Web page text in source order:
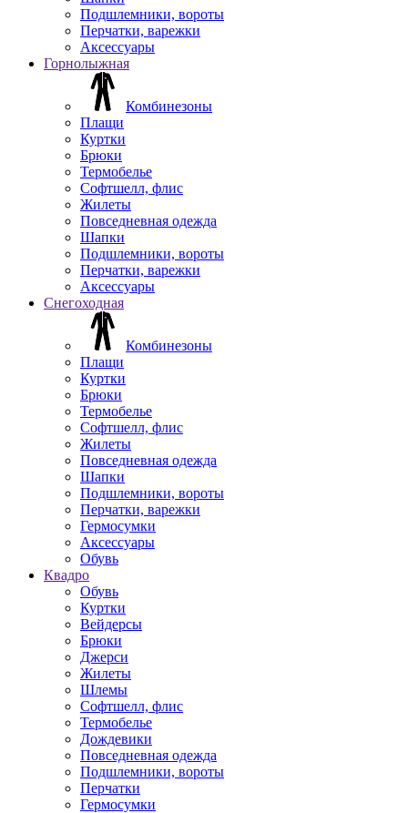
Подшлемники, вороты
Перчатки, варежки
Аксессуары
Горнолыжная
Комбинезоны
Плащи
Куртки
Брюки
Термобелье
Софтшелл, флис
Жилеты
Повседневная одежда
Шапки
Подшлемники, вороты
Перчатки, варежки
Аксессуары
Снегоходная
Комбинезоны
Плащи
Куртки
Брюки
Термобелье
Софтшелл, флис
Жилеты
Повседневная одежда
Шапки
Подшлемники, вороты
Перчатки, варежки
Гермосумки
Аксессуары
Обувь
Квадро
Обувь
Куртки
Вейдерсы
Брюки
Джерси
Жилеты
Шлемы
Софтшелл, флис
Термобелье
Дождевики
Повседневная одежда
Подшлемники, вороты
Перчатки
Гермосумки